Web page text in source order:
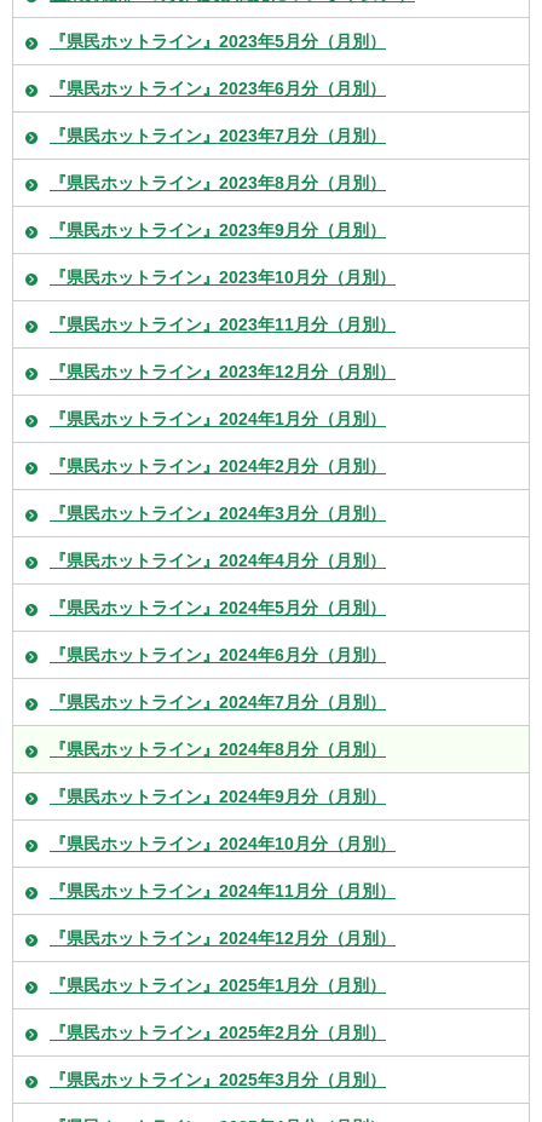
『県民ホットライン』2023年5月分（月別）
『県民ホットライン』2023年6月分（月別）
『県民ホットライン』2023年7月分（月別）
『県民ホットライン』2023年8月分（月別）
『県民ホットライン』2023年9月分（月別）
『県民ホットライン』2023年10月分（月別）
『県民ホットライン』2023年11月分（月別）
『県民ホットライン』2023年12月分（月別）
『県民ホットライン』2024年1月分（月別）
『県民ホットライン』2024年2月分（月別）
『県民ホットライン』2024年3月分（月別）
『県民ホットライン』2024年4月分（月別）
『県民ホットライン』2024年5月分（月別）
『県民ホットライン』2024年6月分（月別）
『県民ホットライン』2024年7月分（月別）
『県民ホットライン』2024年8月分（月別）
『県民ホットライン』2024年9月分（月別）
『県民ホットライン』2024年10月分（月別）
『県民ホットライン』2024年11月分（月別）
『県民ホットライン』2024年12月分（月別）
『県民ホットライン』2025年1月分（月別）
『県民ホットライン』2025年2月分（月別）
『県民ホットライン』2025年3月分（月別）